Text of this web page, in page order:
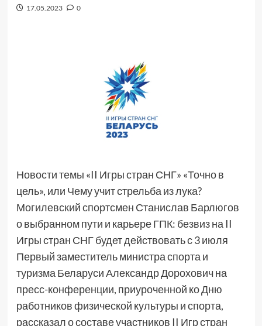
17.05.2023 0
Новости темы «II Игры стран СНГ» «Точно в
цель», или Чему учит стрельба из лука?
Могилевский спортсмен Станислав Барлюгов
о выбранном пути и карьере ГПК: безвиз на II
Игры стран СНГ будет действовать с 3 июля
Первый заместитель министра спорта и
туризма Беларуси Александр Дорохович на
пресс-конференции, приуроченной ко Дню
работников физической культуры и спорта,
рассказал о составе участников II Игр стран